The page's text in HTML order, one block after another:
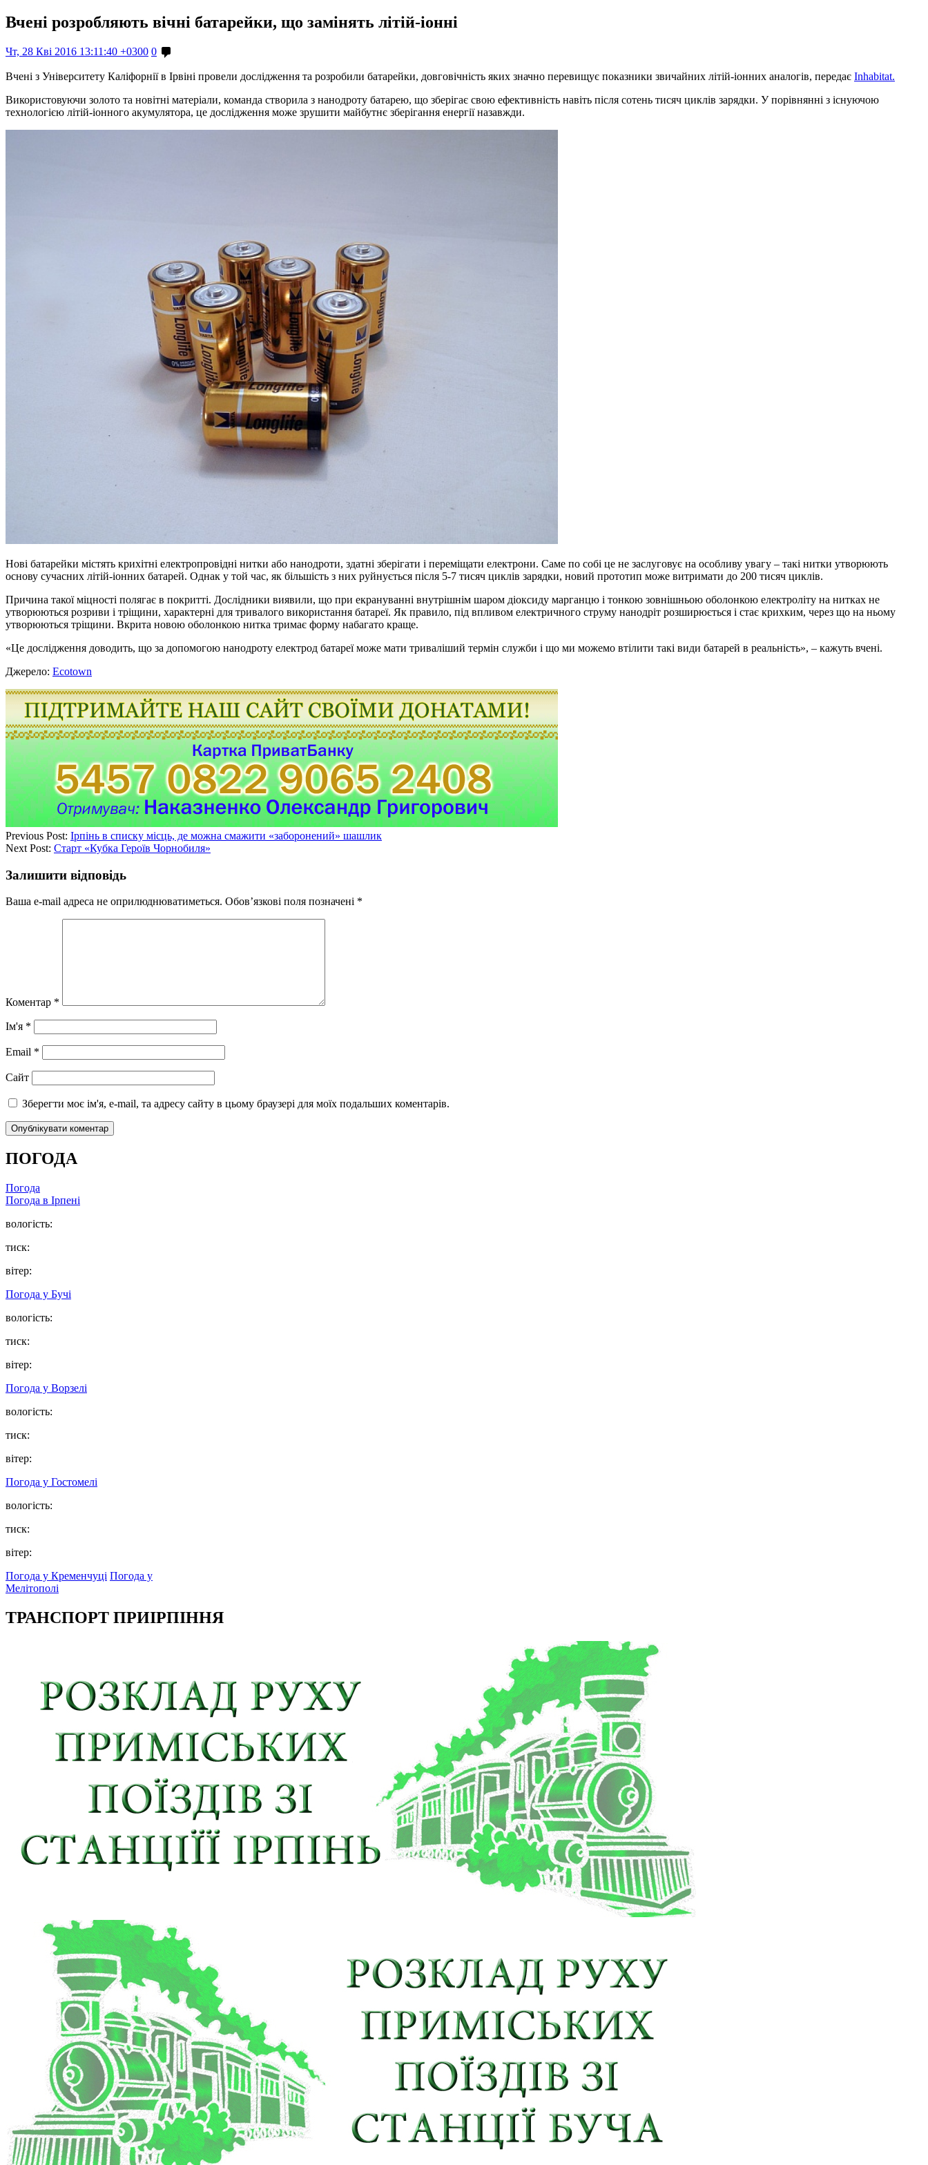
Вчені розробляють вічні батарейки, що замінять літій-іонні
Чт, 28 Кві 2016 13:11:40 +0300 0
Вчені з Університету Каліфорнії в Ірвіні провели дослідження та розробили батарейки, довговічність яких значно перевищує показники звичайних літій-іонних аналогів, передає Іnhabitat.
Використовуючи золото та новітні матеріали, команда створила з нанодроту батарею, що зберігає свою ефективність навіть після сотень тисяч циклів зарядки. У порівнянні з існуючою
технологією літій-іонного акумулятора, це дослідження може зрушити майбутнє зберігання енергії назавжди.
Нові батарейки містять крихітні електропровідні нитки або нанодроти, здатні зберігати і переміщати електрони. Саме по собі це не заслуговує на особливу увагу – такі нитки утворюють
основу сучасних літій-іонних батарей. Однак у той час, як більшість з них руйнується після 5-7 тисяч циклів зарядки, новий прототип може витримати до 200 тисяч циклів.
Причина такої міцності полягає в покритті. Дослідники виявили, що при екрануванні внутрішнім шаром діоксиду марганцю і тонкою зовнішньою оболонкою електроліту на нитках не
утворюються розриви і тріщини, характерні для тривалого використання батареї. Як правило, під впливом електричного струму нанодріт розширюється і стає крихким, через що на ньому
утворюються тріщини. Вкрита новою оболонкою нитка тримає форму набагато краще.
«Це дослідження доводить, що за допомогою нанодроту електрод батареї може мати триваліший термін служби і що ми можемо втілити такі види батарей в реальність», – кажуть вчені.
Джерело: Ecotown
Previous Post: Ірпінь в списку місць, де можна смажити «заборонений» шашлик
Next Post: Старт «Кубка Героїв Чорнобиля»
Залишити відповідь
Ваша e-mail адреса не оприлюднюватиметься. Обов’язкові поля позначені *
Коментар *
Ім'я *
Email *
Сайт
Зберегти моє ім'я, e-mail, та адресу сайту в цьому браузері для моїх подальших коментарів.
ПОГОДА
Погода
Погода в Ірпені
вологість:
тиск:
вітер:
Погода у Бучі
вологість:
тиск:
вітер:
Погода у Ворзелі
вологість:
тиск:
вітер:
Погода у Гостомелі
вологість:
тиск:
вітер:
Погода у Кременчуці Погода у
Мелітополі
ТРАНСПОРТ ПРИІРПІННЯ